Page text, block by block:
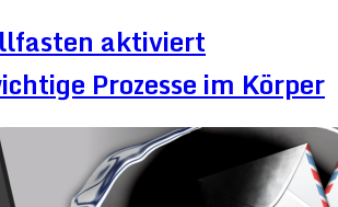
aktiviert
Prozesse im Körper